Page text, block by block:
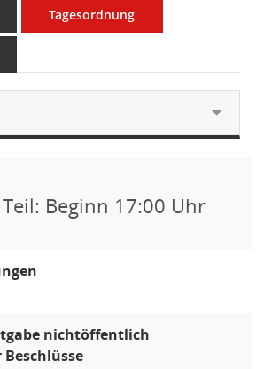
Tagesordnung
Beginn 17:00 Uhr
nichtöffentlich